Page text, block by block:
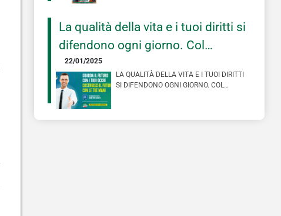
La qualità della vita e i tuoi diritti si
difendono ogni giorno. Col
sindacato investi su di te
22/01/2025
LA QUALITÀ DELLA VITA E I TUOI DIRITTI
SI DIFENDONO OGNI GIORNO. COL